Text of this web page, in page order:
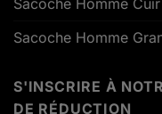
Sacoche Homme Cuir
Sacoche Homme
S'INSCRIRE À
DE RÉDUCTION